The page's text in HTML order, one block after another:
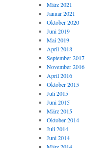
März 2021
Januar 2021
Oktober 2020
Juni 2019
Mai 2019
April 2018
September 2017
November 2016
April 2016
Oktober 2015
Juli 2015
Juni 2015
März 2015
Oktober 2014
Juli 2014
Juni 2014